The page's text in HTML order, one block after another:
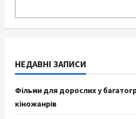
НЕДАВНІ ЗАПИСИ
Фільми для дорослих у
кіножанрів